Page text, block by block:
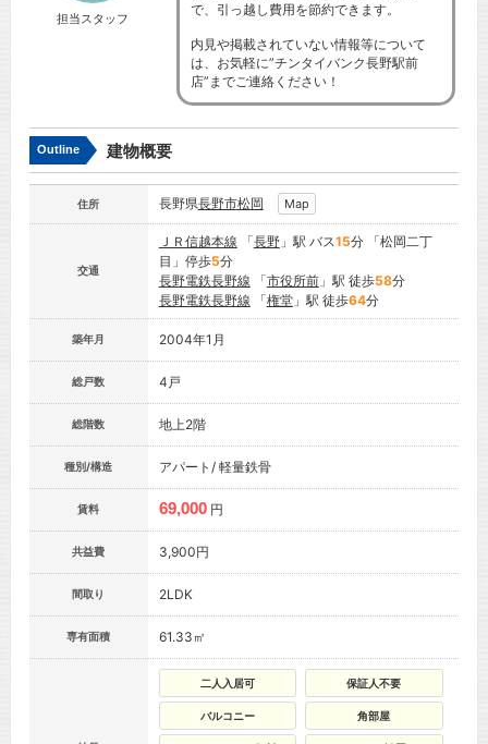
担当スタッフ
で、引っ越し費用を節約できます。
内見や掲載されていない情報等について
は、お気軽に”チンタイバンク長野駅前
店”までご連絡ください！
Outline 建物概要
住所 長野県長野市松岡 Map
交通
ＪＲ信越本線 「長野」駅 バス15分 「松岡二丁
目」停歩5分
長野電鉄長野線 「市役所前」駅 徒歩58分
長野電鉄長野線 「権堂」駅 徒歩64分
築年月 2004年1月
総戸数 4戸
総階数 地上2階
種別/構造 アパート/ 軽量鉄骨
賃料 69,000 円
共益費 3,900円
間取り 2LDK
専有面積 61.33㎡
二人入居可 保証人不要
バルコニー 角部屋